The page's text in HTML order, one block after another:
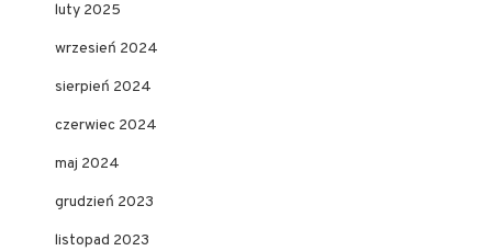
luty 2025
wrzesień 2024
sierpień 2024
czerwiec 2024
maj 2024
grudzień 2023
listopad 2023